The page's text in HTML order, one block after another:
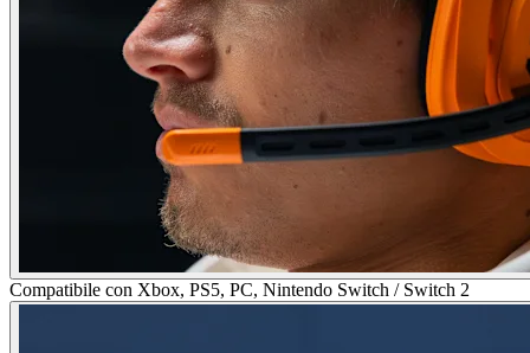
Compatibile con Xbox, PS5, PC, Nintendo Switch / Switch 2